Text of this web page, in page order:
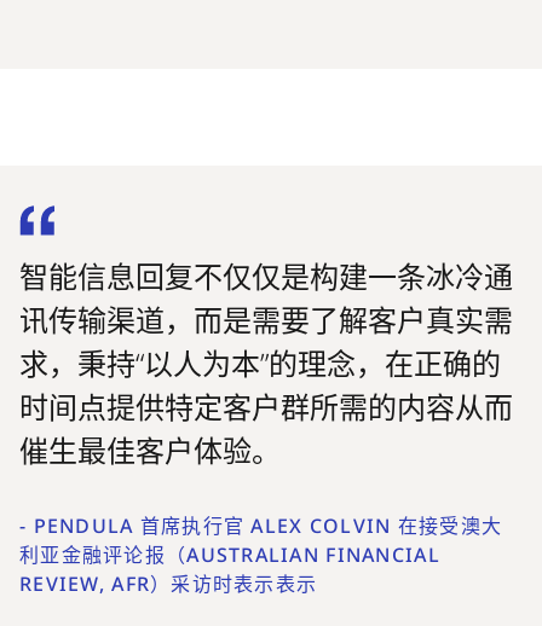
智能信息回复不仅仅是构建一条冰冷通
讯传输渠道，而是需要了解客户真实需
求，秉持“以人为本”的理念，在正确的
时间点提供特定客户群所需的内容从而
催生最佳客户体验。
- PENDULA 首席执行官 ALEX COLVIN 在接受澳大
利亚金融评论报（AUSTRALIAN FINANCIAL
REVIEW, AFR）采访时表示表示